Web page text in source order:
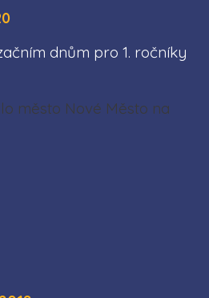
dnům pro 1. ročníky
město Nové Město na